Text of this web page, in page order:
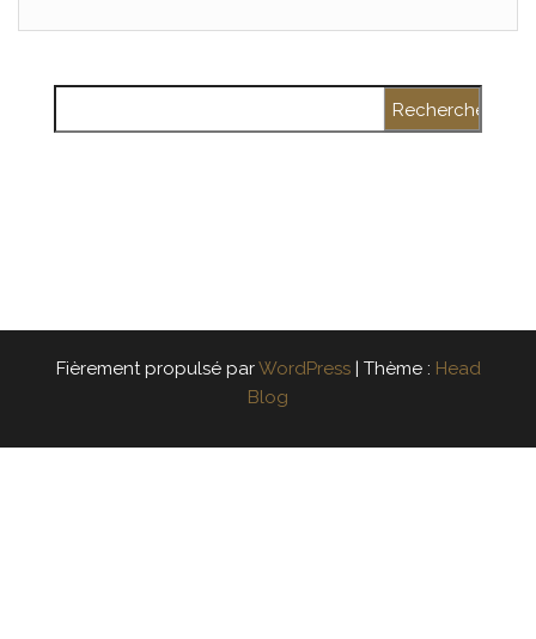
Fièrement propulsé parWordPress | Thème : Head
Blog